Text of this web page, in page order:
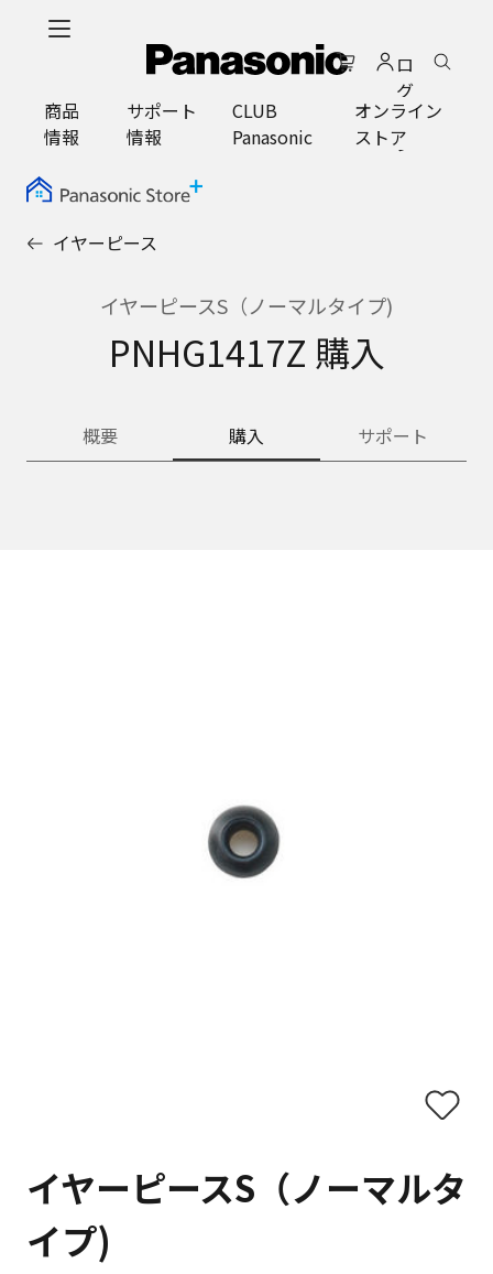
ロ
グ
イ
ン
商品
情報
サポート
情報
CLUB
Panasonic
オンライン
ストア
イヤーピース
イヤーピースS（ノーマルタイプ)
PNHG1417Z 購入
概要 購入 サポート
イヤーピースS（ノーマルタ
イプ)